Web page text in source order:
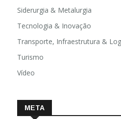
Siderurgia & Metalurgia
Tecnologia & Inovação
Transporte, Infraestrutura &
Turismo
Vídeo
META